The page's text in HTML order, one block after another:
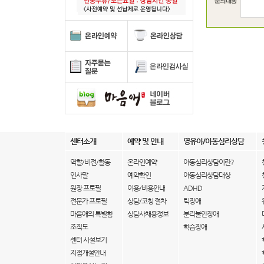
센터소개 예약 및 안내 영유아/아동심리상담
역할/비전/활동
인사말
원장 프로필
전문가 프로필
마음애의 특별함
조직도
센터 시설보기
지점개설안내
온라인예약
예약확인
이용/비용안내
상담/코칭 절차
상담사채용정보
아동심리상담이란?
아동심리상담대상
ADHD
틱장애
분리불안장애
학습장애